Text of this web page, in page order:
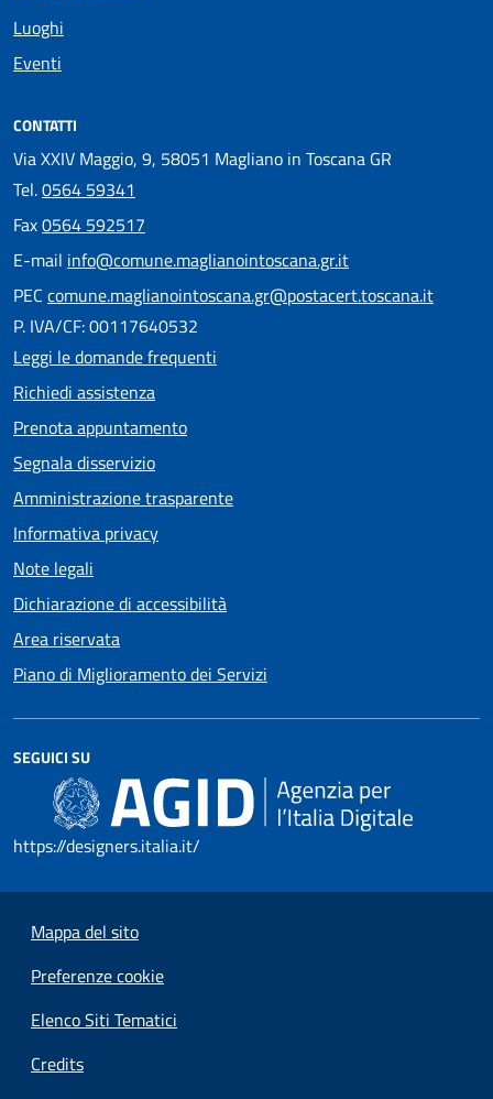
Luoghi
Eventi
CONTATTI
Via XXIV Maggio, 9, 58051 Magliano in Toscana GR
Tel.0564 59341
Fax0564 592517
E-mail info@comune.maglianointoscana.gr.it
PEC comune.maglianointoscana.gr@postacert.toscana.it
P. IVA/CF: 00117640532
Leggi le domande frequenti
Richiedi assistenza
Prenota appuntamento
Segnala disservizio
Amministrazione trasparente
Informativa privacy
Note legali
Dichiarazione di accessibilità
Area riservata
Piano di Miglioramento dei Servizi
SEGUICI SU
https://designers.italia.it/
Mappa del sito
Preferenze cookie
Elenco Siti Tematici
Credits